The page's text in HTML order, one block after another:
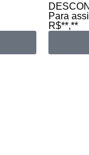
Para
R$**,**